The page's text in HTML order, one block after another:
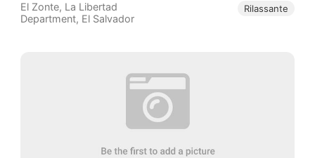
El Zonte, La Libertad
Department, El Salvador
Rilassante